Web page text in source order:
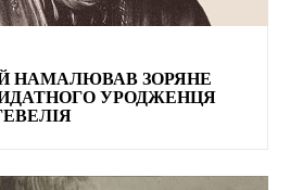
НАМАЛЮВАВ ЗОРЯНЕ
УРОДЖЕНЦЯ